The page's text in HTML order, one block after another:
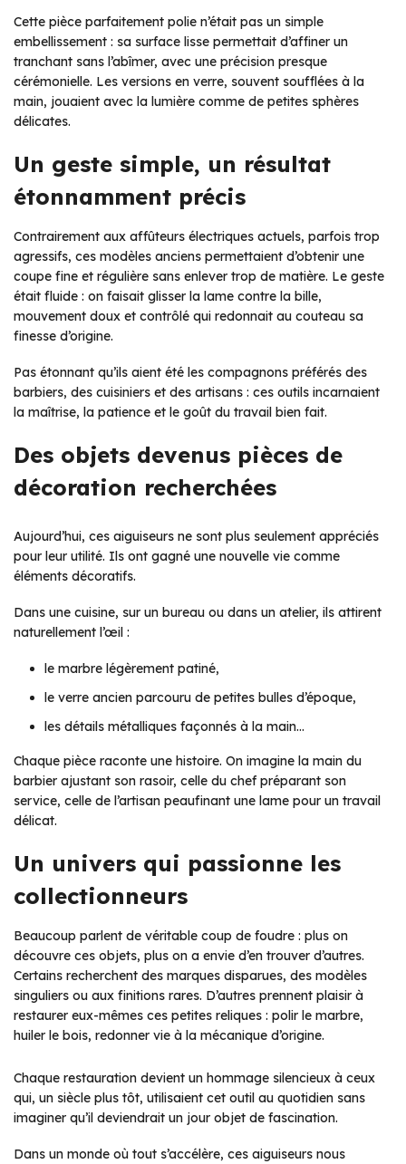
Cette pièce parfaitement polie n’était pas un simple
embellissement : sa surface lisse permettait d’affiner un
tranchant sans l’abîmer, avec une précision presque
cérémonielle. Les versions en verre, souvent soufflées à la
main, jouaient avec la lumière comme de petites sphères
délicates.
Un geste simple, un résultat
étonnamment précis
Contrairement aux affûteurs électriques actuels, parfois trop
agressifs, ces modèles anciens permettaient d’obtenir une
coupe fine et régulière sans enlever trop de matière. Le geste
était fluide : on faisait glisser la lame contre la bille,
mouvement doux et contrôlé qui redonnait au couteau sa
finesse d’origine.
Pas étonnant qu’ils aient été les compagnons préférés des
barbiers, des cuisiniers et des artisans : ces outils incarnaient
la maîtrise, la patience et le goût du travail bien fait.
Des objets devenus pièces de
décoration recherchées
Aujourd’hui, ces aiguiseurs ne sont plus seulement appréciés
pour leur utilité. Ils ont gagné une nouvelle vie comme
éléments décoratifs.
Dans une cuisine, sur un bureau ou dans un atelier, ils attirent
naturellement l’œil :
le marbre légèrement patiné,
le verre ancien parcouru de petites bulles d’époque,
les détails métalliques façonnés à la main…
Chaque pièce raconte une histoire. On imagine la main du
barbier ajustant son rasoir, celle du chef préparant son
service, celle de l’artisan peaufinant une lame pour un travail
délicat.
Un univers qui passionne les
collectionneurs
Beaucoup parlent de véritable coup de foudre : plus on
découvre ces objets, plus on a envie d’en trouver d’autres.
Certains recherchent des marques disparues, des modèles
singuliers ou aux finitions rares. D’autres prennent plaisir à
restaurer eux-mêmes ces petites reliques : polir le marbre,
huiler le bois, redonner vie à la mécanique d’origine.
Chaque restauration devient un hommage silencieux à ceux
qui, un siècle plus tôt, utilisaient cet outil au quotidien sans
imaginer qu’il deviendrait un jour objet de fascination.
Dans un monde où tout s’accélère, ces aiguiseurs nous